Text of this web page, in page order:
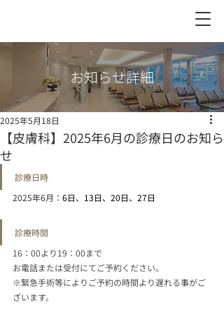
お知らせ詳細
【皮膚科】2025年6月の診療日のお知ら
せ
2025年5月18日
診療日時
2025年6月： 6日、13日、20日、27日
診療時間
16：00より19：00まで
お電話または受付にてご予約ください。
※緊急手術等によりご予約の時間より遅れる事がご
ざいます。